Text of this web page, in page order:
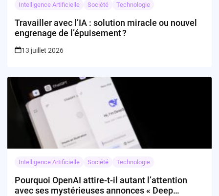
Intelligence Artificielle Société Technologie
Travailler avec l’IA : solution miracle ou nouvel
engrenage de l’épuisement ?
13 juillet 2026
Intelligence Artificielle Société Technologie
Pourquoi OpenAI attire-t-il autant l’attention
avec ses mystérieuses annonces « Deep